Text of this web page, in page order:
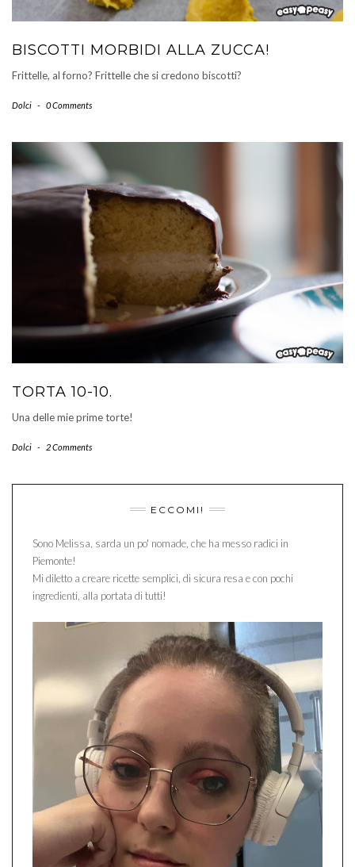
BISCOTTI MORBIDI ALLA ZUCCA!
Frittelle, al forno? Frittelle che si credono biscotti?
Dolci - 0 Comments
TORTA 10-10.
Una delle mie prime torte!
Dolci - 2 Comments
ECCOMI!
Sono Melissa, sarda un po' nomade, che ha messo radici in
Piemonte!
Mi diletto a creare ricette semplici, di sicura resa e con pochi
ingredienti, alla portata di tutti!